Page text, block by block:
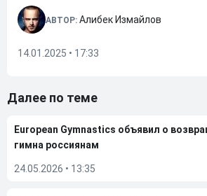
АВТОР: Алибек Измайлов
14.01.2025 • 17:33
Далее по теме
European Gymnastics объявил о
гимна россиянам
24.05.2026 • 13:35